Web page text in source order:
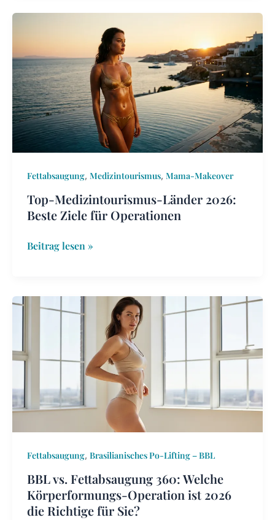
Fettabsaugung, Medizintourismus, Mama-Makeover
Top-Medizintourismus-Länder 2026:
Beste Ziele für Operationen
Medizintourismus-
Länder
2026:
Beste
Ziele
für
Operationen
Beitrag lesen »
Fettabsaugung, Brasilianisches Po-Lifting – BBL
BBL vs. Fettabsaugung 360: Welche
Körperformungs-Operation ist 2026
die Richtige für Sie?
Fettabsaugung
360:
Körperformungs-
Operation
ist
2026
Richtige
für
Sie?